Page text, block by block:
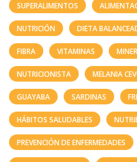
SUPERALIMENTOS
NUTRICIÓN DIETA
FIBRA VITAMINAS
NUTRICIONISTA MELANIA
GUAYABA SARDINAS
HÁBITOS SALUDABLES
PREVENCIÓN DE ENFERMEDADES